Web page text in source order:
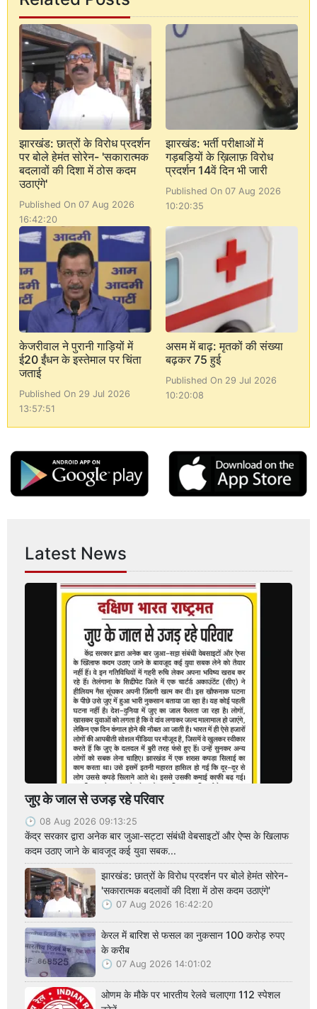
झारखंड: छात्रों के विरोध प्रदर्शन
पर बोले हेमंत सोरेन- 'सकारात्मक
बदलावों की दिशा में ठोस कदम
उठाएंगे'
Published On 07 Aug 2026
16:42:20
झारखंड: भर्ती परीक्षाओं में
गड़बड़ियों के ख़िलाफ़ विरोध
प्रदर्शन 14वें दिन भी जारी
Published On 07 Aug 2026
10:20:35
केजरीवाल ने पुरानी गाड़ियों में
ई20 ईंधन के इस्तेमाल पर चिंता
जताई
Published On 29 Jul 2026
13:57:51
असम में बाढ़: मृतकों की संख्या
बढ़कर 75 हुई
Published On 29 Jul 2026
10:20:08
Latest News
जुए के जाल से उजड़ रहे परिवार
08 Aug 2026 09:13:25
केंद्र सरकार द्वारा अनेक बार जुआ-सट्टा संबंधी वेबसाइटों और ऐप्स के खिलाफ
कदम उठाए जाने के बावजूद कई युवा सबक...
झारखंड: छात्रों के विरोध प्रदर्शन पर बोले हेमंत सोरेन-
'सकारात्मक बदलावों की दिशा में ठोस कदम उठाएंगे'
07 Aug 2026 16:42:20
केरल में बारिश से फसल का नुकसान 100 करोड़ रुपए
के करीब
07 Aug 2026 14:01:02
ओणम के मौके पर भारतीय रेलवे चलाएगा 112 स्पेशल